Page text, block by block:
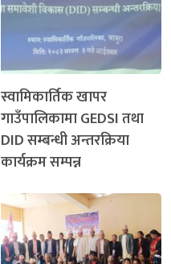
स्वामिकार्तिक खापर
गाउँपालिकामा GEDSI तथा
DID सम्बन्धी अन्तरक्रिया
कार्यक्रम सम्पन्न